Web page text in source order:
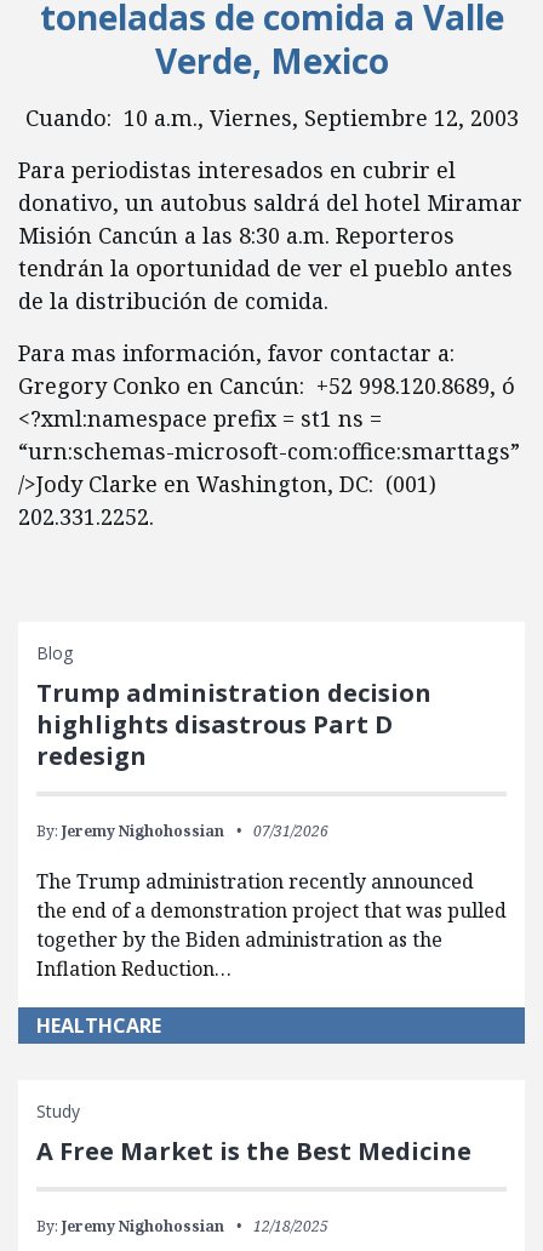
toneladas de comida a Valle
Verde, Mexico
Cuando: 10 a.m., Viernes, Septiembre 12, 2003
Para periodistas interesados en cubrir el
donativo, un autobus saldrá del hotel Miramar
Misión Cancún a las 8:30 a.m. Reporteros
tendrán la oportunidad de ver el pueblo antes
de la distribución de comida.
Para mas información, favor contactar a:
Gregory Conko en Cancún: +52 998.120.8689, ó
<?xml:namespace prefix = st1 ns =
“urn:schemas-microsoft-com:office:smarttags”
/>Jody Clarke en Washington, DC: (001)
202.331.2252.
Blog
Trump administration decision
highlights disastrous Part D
redesign
By: Jeremy Nighohossian 07/31/2026
The Trump administration recently announced
the end of a demonstration project that was pulled
together by the Biden administration as the
Inflation Reduction…
HEALTHCARE
Study
A Free Market is the Best Medicine
By: Jeremy Nighohossian 12/18/2025